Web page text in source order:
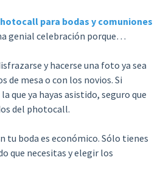
para bodas y comuniones
genial celebración porque…
y hacerse una foto ya sea
de mesa o con los novios. Si
que ya hayas asistido, seguro que
del photocall.
tu boda es económico. Sólo tienes
que necesitas y elegir los